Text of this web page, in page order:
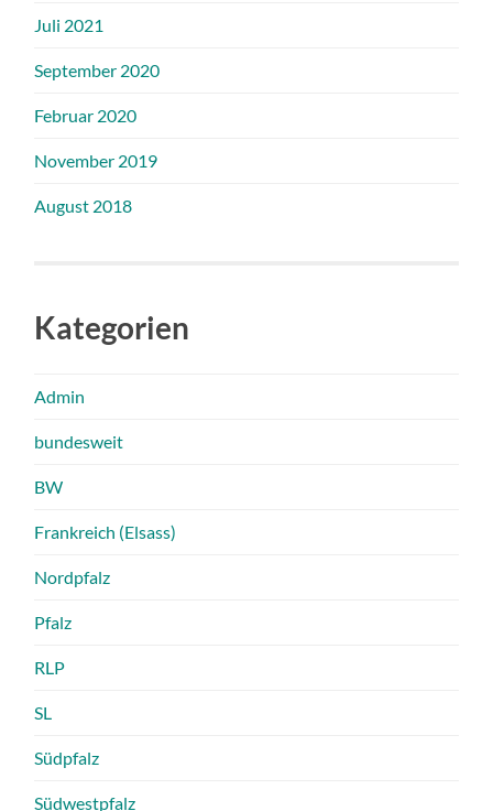
Juli 2021
September 2020
Februar 2020
November 2019
August 2018
Kategorien
Admin
bundesweit
BW
Frankreich (Elsass)
Nordpfalz
Pfalz
RLP
SL
Südpfalz
Südwestpfalz